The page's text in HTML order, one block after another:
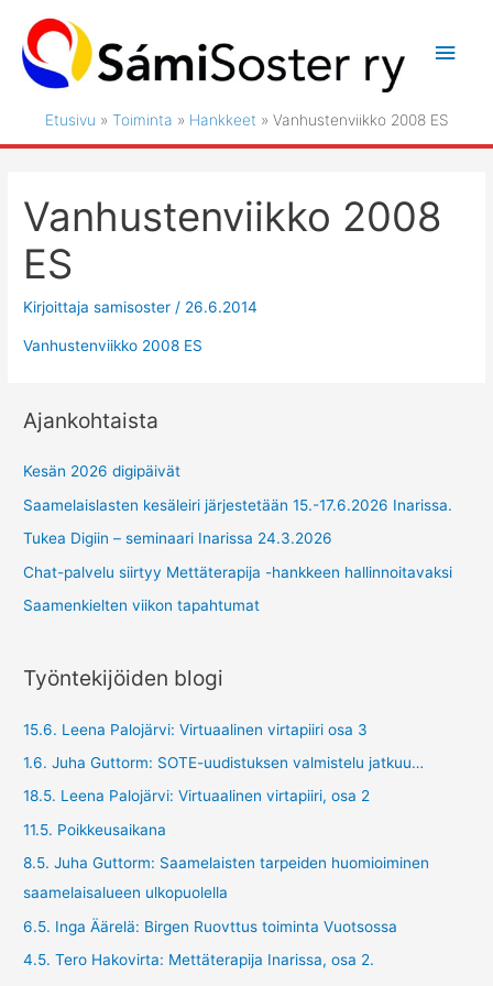
sisältöön
Etusivu Toiminta Hankkeet Vanhustenviikko 2008 ES
Vanhustenviikko 2008
ES
Kirjoittajasamisoster / 26.6.2014
Vanhustenviikko 2008 ES
Ajankohtaista
Kesän 2026 digipäivät
Saamelaislasten kesäleiri järjestetään 15.-17.6.2026 Inarissa.
Tukea Digiin – seminaari Inarissa 24.3.2026
Chat-palvelu siirtyy Mettäterapija -hankkeen hallinnoitavaksi
Saamenkielten viikon tapahtumat
Työntekijöiden blogi
15.6. Leena Palojärvi: Virtuaalinen virtapiiri osa 3
1.6. Juha Guttorm: SOTE-uudistuksen valmistelu jatkuu…
18.5. Leena Palojärvi: Virtuaalinen virtapiiri, osa 2
11.5. Poikkeusaikana
8.5. Juha Guttorm: Saamelaisten tarpeiden huomioiminen
saamelaisalueen ulkopuolella
6.5. Inga Äärelä: Birgen Ruovttus toiminta Vuotsossa
4.5. Tero Hakovirta: Mettäterapija Inarissa, osa 2.